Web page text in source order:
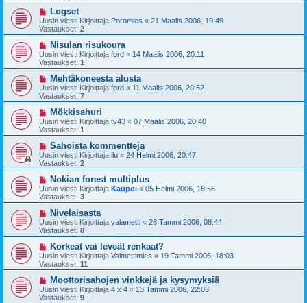
Logset
Uusin viesti Kirjoittaja Poromies « 21 Maalis 2006, 19:49
Vastaukset: 2
Nisulan risukoura
Uusin viesti Kirjoittaja ford « 14 Maalis 2006, 20:11
Vastaukset: 1
Mehtäkoneesta alusta
Uusin viesti Kirjoittaja ford « 11 Maalis 2006, 20:52
Vastaukset: 7
Mökkisahuri
Uusin viesti Kirjoittaja tv43 « 07 Maalis 2006, 20:40
Vastaukset: 1
Sahoista kommentteja
Uusin viesti Kirjoittaja ilu « 24 Helmi 2006, 20:47
Vastaukset: 2
Nokian forest multiplus
Uusin viesti Kirjoittaja Kaupoi « 05 Helmi 2006, 18:56
Vastaukset: 3
Nivelaisasta
Uusin viesti Kirjoittaja valametti « 26 Tammi 2006, 08:44
Vastaukset: 8
Korkeat vai leveät renkaat?
Uusin viesti Kirjoittaja Valmettimies « 19 Tammi 2006, 18:03
Vastaukset: 11
Moottorisahojen vinkkejä ja kysymyksiä
Uusin viesti Kirjoittaja 4 x 4 « 13 Tammi 2006, 22:03
Vastaukset: 9